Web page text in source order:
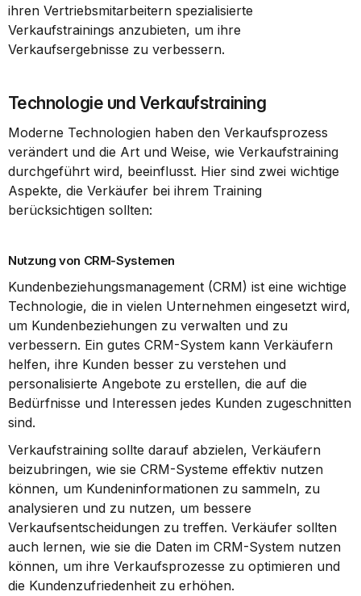
ihren Vertriebsmitarbeitern spezialisierte
Verkaufstrainings anzubieten, um ihre
Verkaufsergebnisse zu verbessern.
Technologie und Verkaufstraining
Moderne Technologien haben den Verkaufsprozess
verändert und die Art und Weise, wie Verkaufstraining
durchgeführt wird, beeinflusst. Hier sind zwei wichtige
Aspekte, die Verkäufer bei ihrem Training
berücksichtigen sollten:
Nutzung von CRM-Systemen
Kundenbeziehungsmanagement (CRM) ist eine wichtige
Technologie, die in vielen Unternehmen eingesetzt wird,
um Kundenbeziehungen zu verwalten und zu
verbessern. Ein gutes CRM-System kann Verkäufern
helfen, ihre Kunden besser zu verstehen und
personalisierte Angebote zu erstellen, die auf die
Bedürfnisse und Interessen jedes Kunden zugeschnitten
sind.
Verkaufstraining sollte darauf abzielen, Verkäufern
beizubringen, wie sie CRM-Systeme effektiv nutzen
können, um Kundeninformationen zu sammeln, zu
analysieren und zu nutzen, um bessere
Verkaufsentscheidungen zu treffen. Verkäufer sollten
auch lernen, wie sie die Daten im CRM-System nutzen
können, um ihre Verkaufsprozesse zu optimieren und
die Kundenzufriedenheit zu erhöhen.